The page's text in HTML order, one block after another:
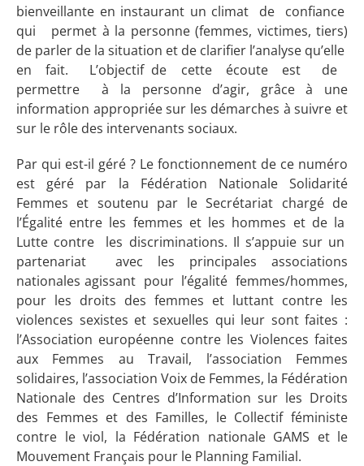
bienveillante en instaurant un climat de confiance
qui permet à la personne (femmes, victimes, tiers)
de parler de la situation et de clarifier l’analyse qu’elle
en fait. L’objectif de cette écoute est de
permettre à la personne d’agir, grâce à une
information appropriée sur les démarches à suivre et
sur le rôle des intervenants sociaux.
Par qui est-il géré ? Le fonctionnement de ce numéro
est géré par la Fédération Nationale Solidarité
Femmes et soutenu par le Secrétariat chargé de
l’Égalité entre les femmes et les hommes et de la
Lutte contre les discriminations. Il s’appuie sur un
partenariat avec les principales associations
nationales agissant pour l’égalité femmes/hommes,
pour les droits des femmes et luttant contre les
violences sexistes et sexuelles qui leur sont faites :
l’Association européenne contre les Violences faites
aux Femmes au Travail, l’association Femmes
solidaires, l’association Voix de Femmes, la Fédération
Nationale des Centres d’Information sur les Droits
des Femmes et des Familles, le Collectif féministe
contre le viol, la Fédération nationale GAMS et le
Mouvement Français pour le Planning Familial.